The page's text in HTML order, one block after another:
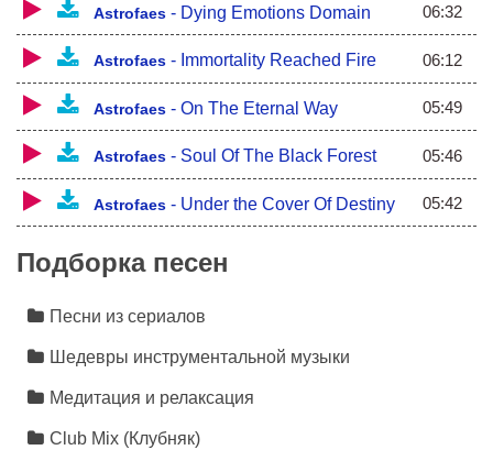
Astrofaes - Dying Emotions Domain 06:32
Astrofaes - Immortality Reached Fire 06:12
Astrofaes - On The Eternal Way 05:49
Astrofaes - Soul Of The Black Forest 05:46
Astrofaes - Under the Cover Of Destiny 05:42
Подборка песен
Песни из сериалов
Шедевры инструментальной музыки
Медитация и релаксация
Club Mix (Клубняк)